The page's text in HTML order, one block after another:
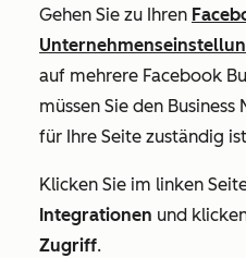
Gehen Sie zu Ihren
auf mehrere Facebook
müssen Sie den
für Ihre Seite zuständig
Klicken Sie im linken
Integrationen und
Zugriff.